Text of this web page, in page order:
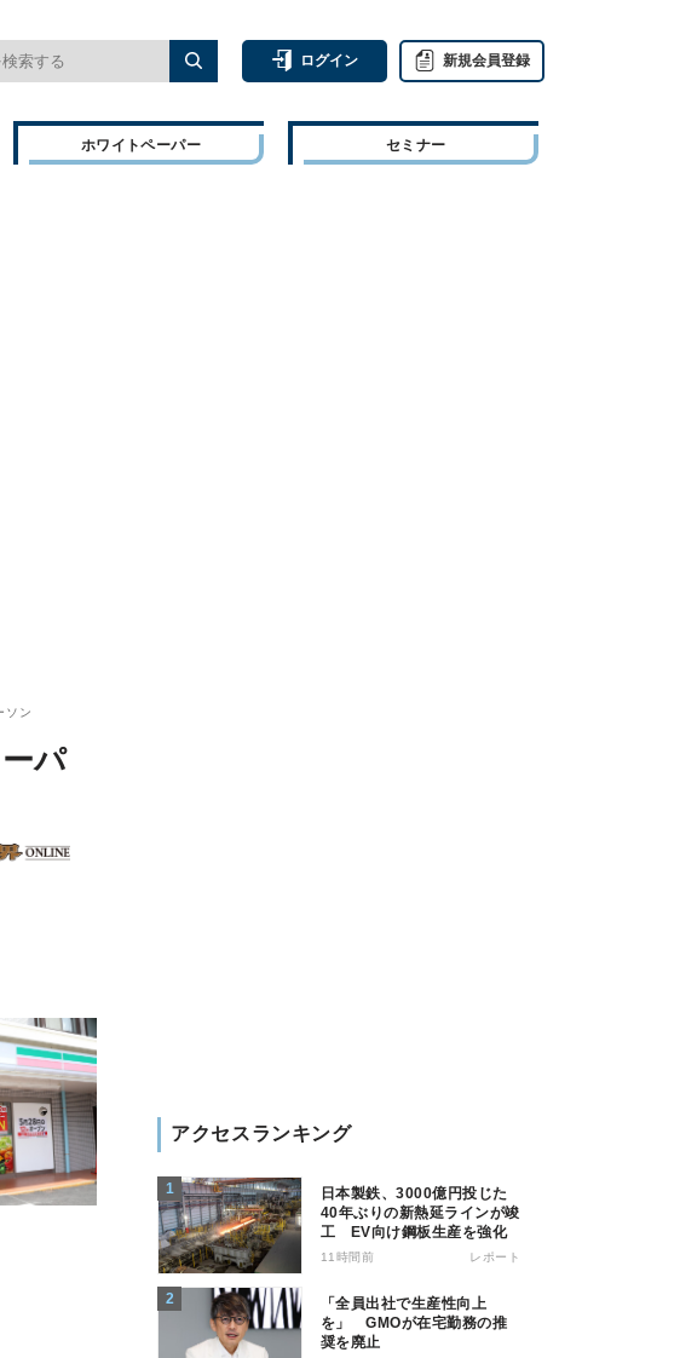
ログイン 新規会員登録
ホワイトペーパー セミナー
ソン
パ
アクセスランキング
日本製鉄、3000億円投じた
40年ぶりの新熱延ラインが竣
工 EV向け鋼板生産を強化
11時間前 レポート
「全員出社で生産性向上
を」 GMOが在宅勤務の推
奨を廃止